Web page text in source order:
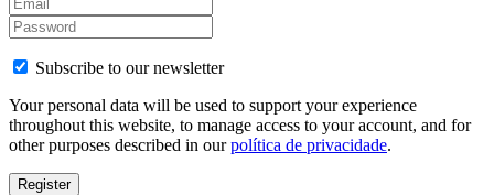
Subscribe to our newsletter
Your personal data will be used to support your experience
throughout this website, to manage access to your account, and for
other purposes described in ourpolítica de privacidade.